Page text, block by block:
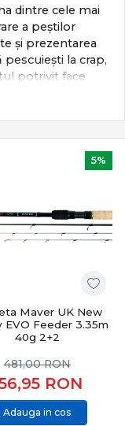
dintre cele mai
a peștilor
și prezentarea
la crap,
potrivit face
productivă.
reunește
cât și
apei
de versatil.
o gamă completă
5%
Maver UK New
EVO Feeder 3.35m
40g 2+2
RON
481,00RON
Adauga in cos